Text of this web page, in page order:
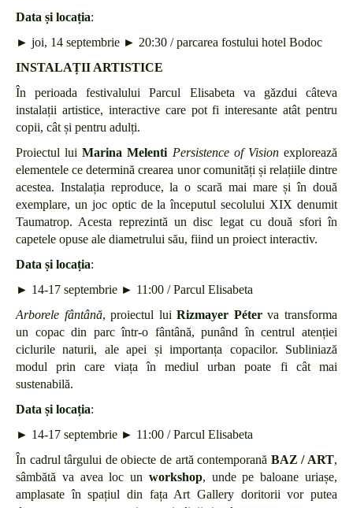
Data și locația:
► joi, 14 septembrie ► 20:30 / parcarea fostului hotel Bodoc
INSTALAȚII ARTISTICE
În perioada festivalului Parcul Elisabeta va găzdui câteva
instalații artistice, interactive care pot fi interesante atât pentru
copii, cât și pentru adulți.
Proiectul luiMarina Melenti Persistence of Visionexplorează
elementele ce determină crearea unor comunități și relațiile dintre
acestea. Instalația reproduce, la o scară mai mare și în două
exemplare, un joc optic de la începutul secolului XIX denumit
Taumatrop. Acesta reprezintă un disc legat cu două sfori în
capetele opuse ale diametrului său, fiind un proiect interactiv.
Data și locația:
► 14-17 septembrie ► 11:00 / Parcul Elisabeta
Arborele fântână, proiectul luiRizmayer Péterva transforma
un copac din parc într-o fântână, punând în centrul atenției
ciclurile naturii, ale apei și importanța copacilor. Subliniază
modul prin care viața în mediul urban poate fi cât mai
sustenabilă.
Data și locația:
► 14-17 septembrie ► 11:00 / Parcul Elisabeta
În cadrul târgului de obiecte de artă contemporană BAZ / ART,
sâmbătă va avea loc un workshop, unde pe baloane uriașe,
amplasate în spațiul din fața Art Gallery doritorii vor putea